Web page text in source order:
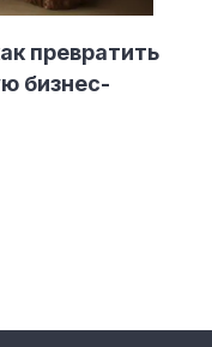
превратить
бизнес-